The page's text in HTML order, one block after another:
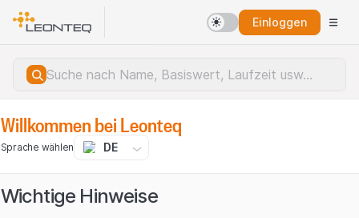
Einloggen
Willkommen bei Leonteq
Sprache wählen DE
Wichtige Hinweise